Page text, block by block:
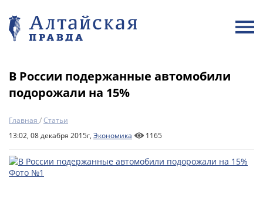
В России подержанные автомобили
подорожали на 15%
Главная /Статьи
13:02, 08 декабря 2015г, Экономика 1165